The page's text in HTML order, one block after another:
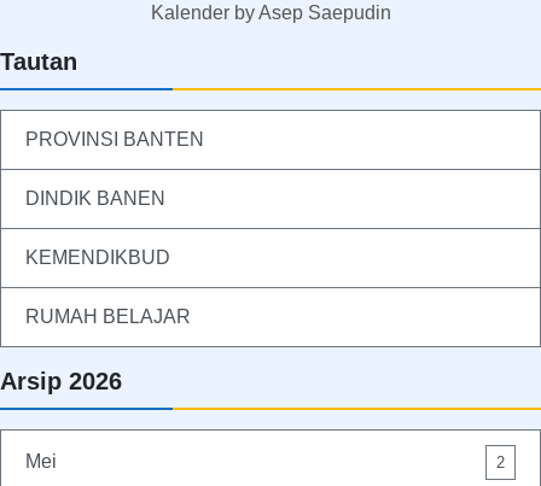
KalenderbyAsep Saepudin
Tautan
PROVINSI BANTEN
DINDIK BANEN
KEMENDIKBUD
RUMAH BELAJAR
Arsip 2026
Mei 2